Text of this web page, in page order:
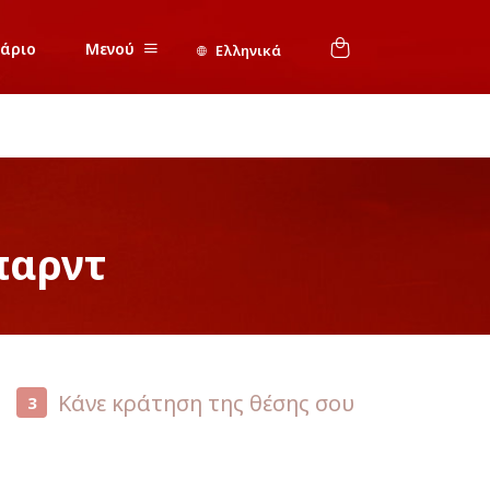
Μενού Ελληνικά
3 Κάνε κράτηση της θέσης σου